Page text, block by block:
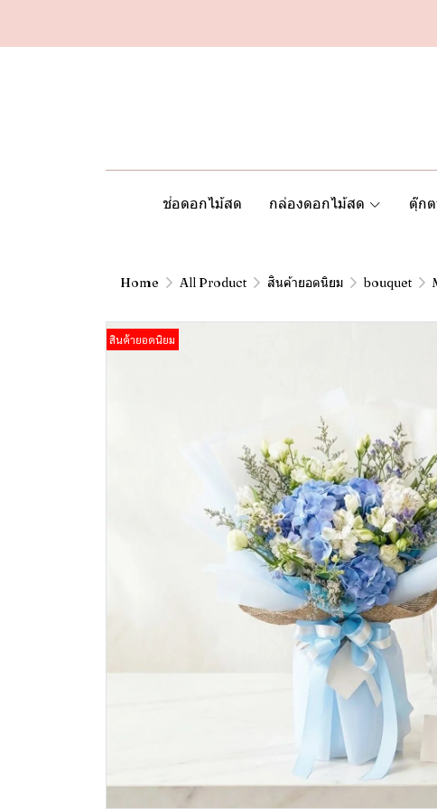
ช่อดอกไม้สด กล่องดอกไม้สด ตุ๊ก
Home All Product สินค้ายอดนิยม bouquet
สินค้ายอดนิยม